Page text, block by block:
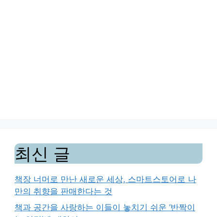
최신 글
책장 너머로 만난 새로운 세상, 스마트스토어로 나
만의 취향을 판매한다는 것
책과 공간을 사랑하는 이들이 놓치기 쉬운 ‘반짝이